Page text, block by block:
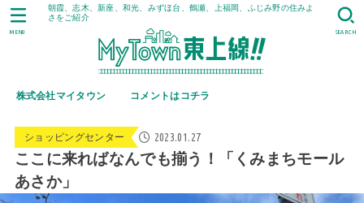
朝霞、志木、新座、和光、みずほ台、鶴瀬、上福岡、ふじみ野の住みよ
さをご紹介
株式会社マイタウン コメントはコチラ
SEARCH
MENU
ショッピングセンター 2023.01.27
ここに来ればなんでも揃う！「くみまちモール
あさか」